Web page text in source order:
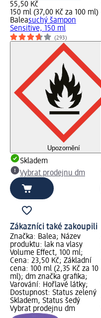
55,50 Kč
150 ml (37,00 Kč za 100 ml)
Baleasuchý šampon
Sensitive, 150 ml
(293)
Upozornění
Skladem
Vybrat prodejnu dm
Zákazníci také zakoupili
Značka: Balea; Název
produktu: lak na vlasy
Volume Effect, 100 ml;
Cena: 23,50 Kč; Základní
cena: 100 ml (2,35 Kč za 10
ml); dm značka grafika;
Varování: Hořlavé látky;
Dostupnost: Status zelený
Skladem, Status šedý
Vybrat prodejnu dm